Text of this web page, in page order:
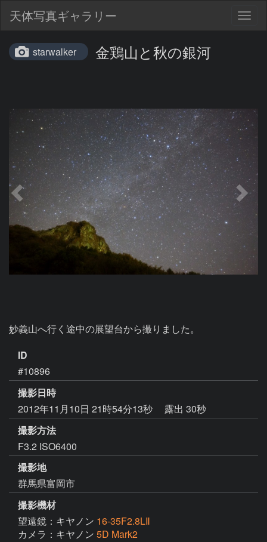
天体写真ギャラリー
starwalker 金鶏山と秋の銀河
妙義山へ行く途中の展望台から撮りました。
ID
#10896
撮影日時
2012年11月10日 21時54分13秒
露出 30秒
撮影方法
F3.2 ISO6400
撮影地
群馬県富岡市
撮影機材
望遠鏡：キヤノン 16-35F2.8LⅡ
カメラ：キヤノン 5D Mark2